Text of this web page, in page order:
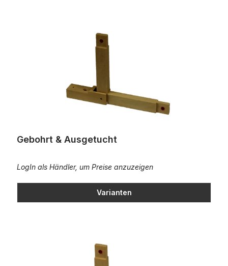
Gebohrt & Ausgetucht
LogIn als Händler, um Preise anzuzeigen
Varianten